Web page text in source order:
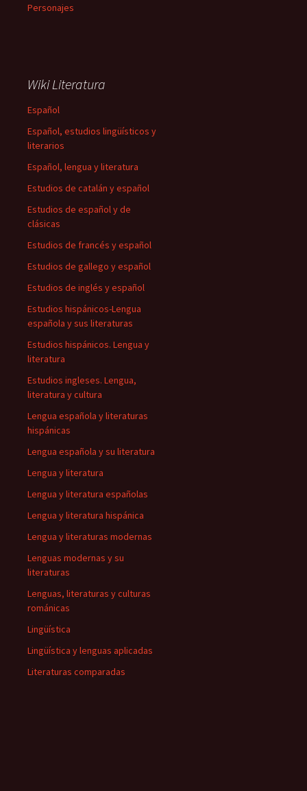
Personajes
Wiki Literatura
Español
Español, estudios lingüísticos y
literarios
Español, lengua y literatura
Estudios de catalán y español
Estudios de español y de
clásicas
Estudios de francés y español
Estudios de gallego y español
Estudios de inglés y español
Estudios hispánicos-Lengua
española y sus literaturas
Estudios hispánicos. Lengua y
literatura
Estudios ingleses. Lengua,
literatura y cultura
Lengua española y literaturas
hispánicas
Lengua española y su literatura
Lengua y literatura
Lengua y literatura españolas
Lengua y literatura hispánica
Lengua y literaturas modernas
Lenguas modernas y su
literaturas
Lenguas, literaturas y culturas
románicas
Lingüística
Lingüística y lenguas aplicadas
Literaturas comparadas